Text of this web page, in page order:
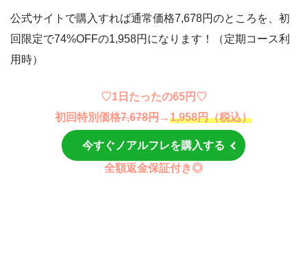
公式サイトで購入すれば通常価格7,678円のところを、初
回限定で74%OFFの1,958円になります！（定期コース利
用時）
♡1日たったの65円♡
初回特別価格7,678円→1,958円（税込）
今すぐノアルフレを購入する
全額返金保証付き◎